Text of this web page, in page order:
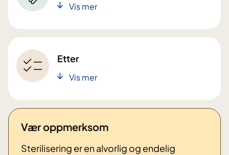
Vis mer
Etter
Vis mer
Vær oppmerksom
Sterilisering er en alvorlig og endelig